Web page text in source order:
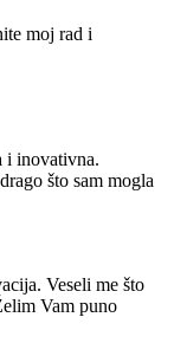
moj rad i
i inovativna.
što sam mogla
Veseli me što
Vam puno